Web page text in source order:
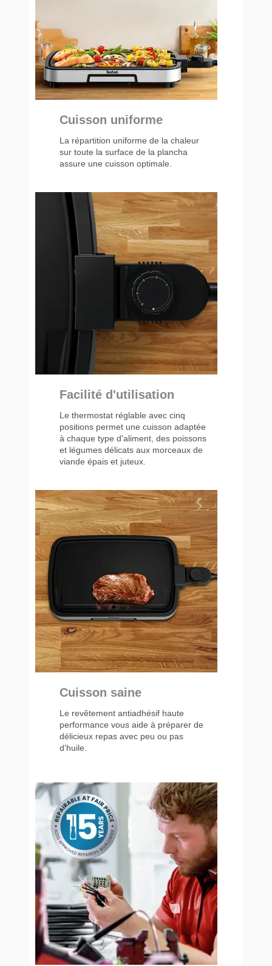
Cuisson uniforme
La répartition uniforme de la chaleur
sur toute la surface de la plancha
assure une cuisson optimale.
Facilité d'utilisation
Le thermostat réglable avec cinq
positions permet une cuisson adaptée
à chaque type d'aliment, des poissons
et légumes délicats aux morceaux de
viande épais et juteux.
Cuisson saine
Le revêtement antiadhésif haute
performance vous aide à préparer de
délicieux repas avec peu ou pas
d'huile.